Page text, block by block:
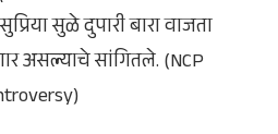
सुळे दुपारी बारा वाजता
असल्याचे सांगितले. (NCP